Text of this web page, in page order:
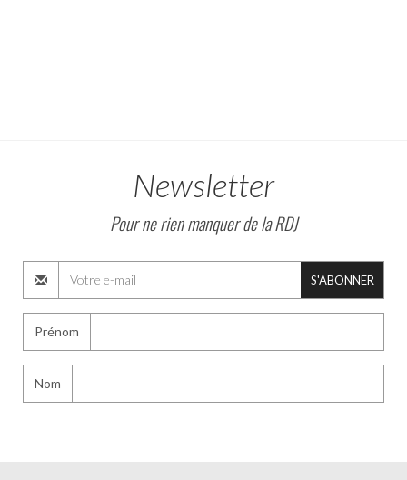
Newsletter
Pour ne rien manquer de la RDJ
S'ABONNER
Prénom
Nom